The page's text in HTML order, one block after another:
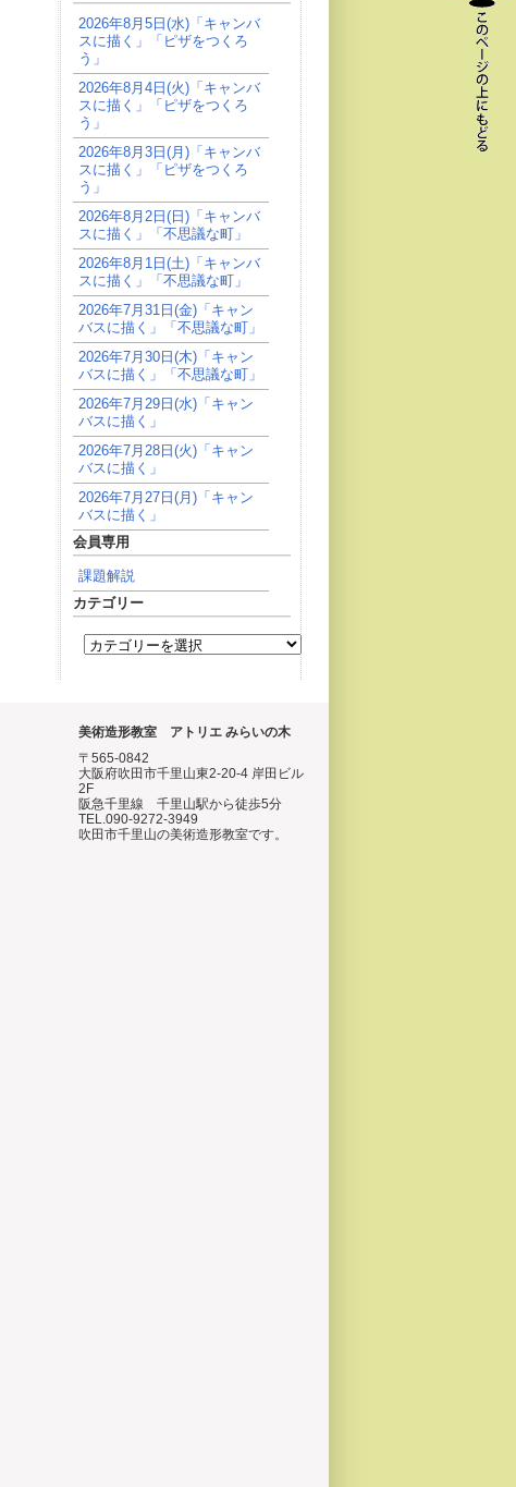
2026年8月5日(水)「キャンバ
スに描く」「ピザをつくろ
う」
2026年8月4日(火)「キャンバ
スに描く」「ピザをつくろ
う」
2026年8月3日(月)「キャンバ
スに描く」「ピザをつくろ
う」
2026年8月2日(日)「キャンバ
スに描く」「不思議な町」
2026年8月1日(土)「キャンバ
スに描く」「不思議な町」
2026年7月31日(金)「キャン
バスに描く」「不思議な町」
2026年7月30日(木)「キャン
バスに描く」「不思議な町」
2026年7月29日(水)「キャン
バスに描く」
2026年7月28日(火)「キャン
バスに描く」
2026年7月27日(月)「キャン
バスに描く」
会員専用
課題解説
カテゴリー
美術造形教室 アトリエ みらいの木
〒565-0842
大阪府吹田市千里山東2-20-4 岸田ビル
2F
阪急千里線 千里山駅から徒歩5分
TEL.090-9272-3949
吹田市千里山の美術造形教室です。